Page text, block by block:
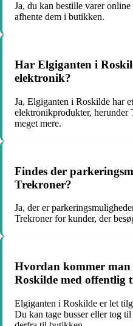
Ja, du kan bestille varer
afhente dem i butikken.
Har Elgiganten i
elektronik?
Ja, Elgiganten i Roskilde har
elektronikprodukter, herunder
meget mere.
Findes der
Trekroner?
Ja, der er
Trekroner for kunder, der
Hvordan kommer man
Roskilde med offentlig
Elgiganten i Roskilde er let
Du kan tage busser eller tog